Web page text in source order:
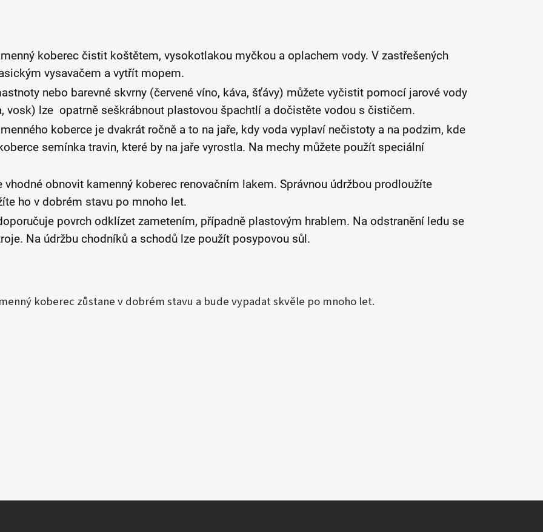
koberec čistit koštětem, vysokotlakou myčkou a oplachem vody. V zastřešených
vysavačem a vytřít mopem.
nebo barevné skvrny (červené víno, káva, šťávy) můžete vyčistit pomocí jarové vody
vosk) lze opatrně seškrábnout plastovou špachtlí a dočistěte vodou s čističem.
koberce je dvakrát ročně a to na jaře, kdy voda vyplaví nečistoty a na podzim, kde
semínka travin, které by na jaře vyrostla. Na mechy můžete použít speciální
vhodné obnovit kamenný koberec renovačním lakem. Správnou údržbou prodloužíte
ho v dobrém stavu po mnoho let.
povrch odklízet zametením, případně plastovým hrablem. Na odstranění ledu se
Na údržbu chodníků a schodů lze použít posypovou sůl.
koberec zůstane v dobrém stavu a bude vypadat skvěle po mnoho let.